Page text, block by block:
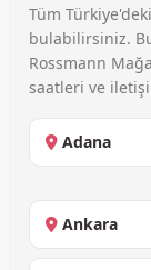
Tüm
bulabilirsiniz.
Rossmann
saatleri ve
Adana
Ankara